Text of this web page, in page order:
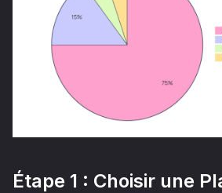
Étape 1 : Choisir une